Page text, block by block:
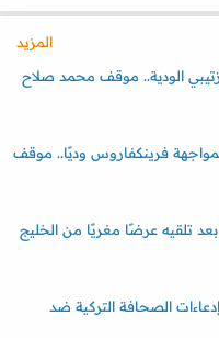
المزيد
الودية.. موقف محمد صلاح
فرينكفاروس وديًا.. موقف
تلقيه عرضًا مغريًا من الخليج
الصحافة التركية ضد